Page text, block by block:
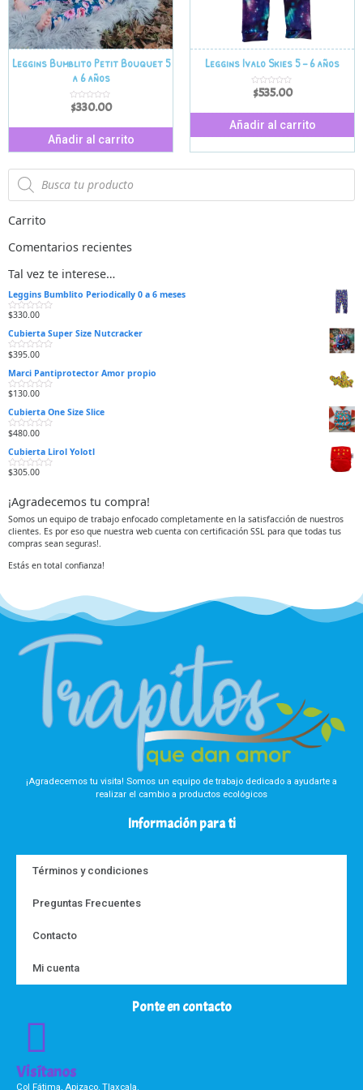
Leggins Bumblito Petit Bouquet 5
a 6 años
V
a
o
a
n
d
5
$330.00
Añadir al carrito
Leggins Ivalo Skies 5 – 6 años
V
a
o
a
d
$535.00
Añadir al carrito
Carrito
Comentarios recientes
Tal vez te interese…
Leggins Bumblito Periodically 0 a 6 meses
V
l
o
r
a
o
e
n
0
e
5
$330.00
Cubierta Super Size Nutcracker
V
l
o
r
a
o
e
n
0
e
5
$395.00
Marci Pantiprotector Amor propio
V
l
o
r
a
o
e
n
0
5
$130.00
Cubierta One Size Slice
V
l
o
r
a
e
n
0
d
e
5
$480.00
Cubierta Lirol Yolotl
V
o
r
a
d
o
n
d
$305.00
¡Agradecemos tu compra!
Somos un equipo de trabajo enfocado completamente en la satisfacción de nuestros
clientes. Es por eso que nuestra web cuenta con certificación SSL para que todas tus
compras sean seguras!.
Estás en total confianza!
¡Agradecemos tu visita! Somos un equipo de trabajo dedicado a ayudarte a
realizar el cambio a productos ecológicos
Información para ti
Términos y condiciones
Preguntas Frecuentes
Contacto
Mi cuenta
Ponte en contacto
Visítanos
Col Fátima, Apizaco, Tlaxcala.